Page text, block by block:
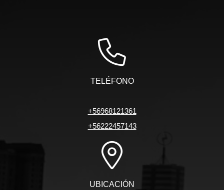
TELÉFONO
+56968121361
+56222457143
UBICACIÓN